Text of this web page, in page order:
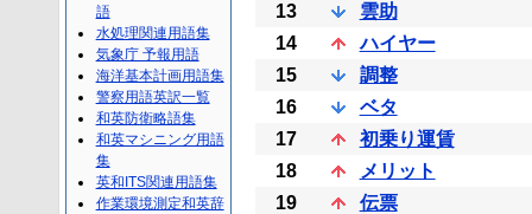
13
雲助
14
ハイヤー
15
調整
16
ベタ
17
初乗り運賃
18
メリット
19
伝票
語
水処理関連用語集
気象庁 予報用語
海洋基本計画用語集
警察用語英訳一覧
和英防衛略語集
和英マシニング用語
集
英和ITS関連用語集
作業環境測定和英辞